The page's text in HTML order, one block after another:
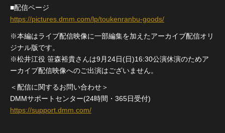
■配信ページ
https://pictures.dmm.com/lp/toukenranbu-goods/
※本編はライブ配信映像に一部編集を加えたアーカイブ配信オリ
ジナル版です。
※松井江役 笹森裕貴さんは9月24日(日)16:30公演休演のためア
ーカイブ配信映像へのご出演はございません。
＜配信に関するお問い合わせ＞
DMMサポートセンター(24時間・365日受付)
https://support.dmm.com/